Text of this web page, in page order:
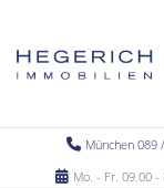
München
Mo. - Fr. 09.00 -